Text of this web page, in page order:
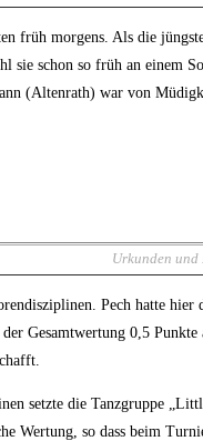
früh morgens. Als die
schon so früh an einem
(Altenrath) war von
Urkunden
Pech hatte
Gesamtwertung 0,5
setzte die Tanzgruppe
Wertung, so dass beim